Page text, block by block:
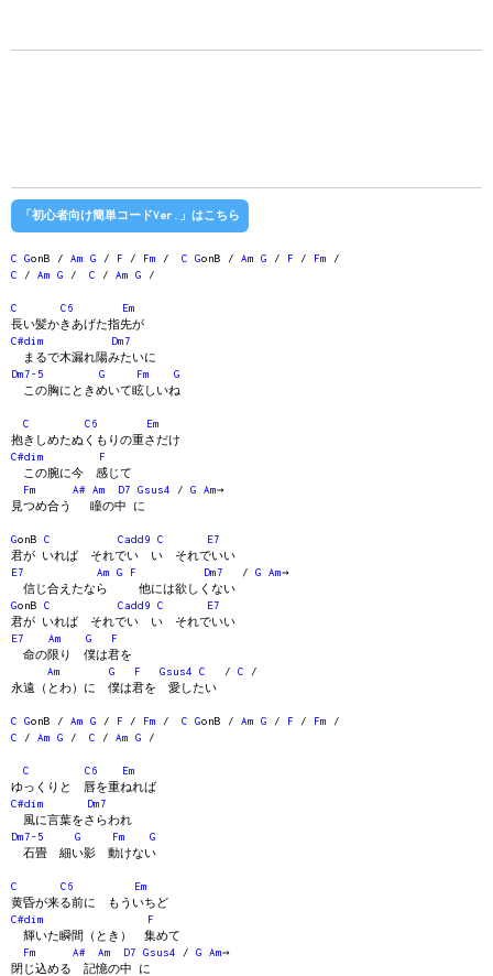
「初心者向け簡単コードVer.」はこちら
C GonB / Am G / F / Fm / C GonB / Am G / F / Fm /
C / Am G / C / Am G /
C C6
Em
長い髪かきあげた指先が
C#dim
Dm7
まるで木漏れ陽みたいに
Dm7-5
G Fm
G
この胸にときめいて眩しいね
C C6
Em
抱きしめたぬくもりの重さだけ
C#dim
F
この腕に今 感じて
Fm
A# Am D7 Gsus4 / G Am→
見つめ合う 瞳の中 に
GonB C Cadd9 C
E7
君が いれば それでい い それでいい
E7
Am G F Dm7 / G Am→
信じ合えたなら 他には欲しくない
GonB C Cadd9 C
E7
君が いれば それでい い それでいい
E7
Am G
F
命の限り 僕は君を
Am
G F Gsus4 C / C /
永遠（とわ）に 僕は君を 愛したい
C GonB / Am G / F / Fm / C GonB / Am G / F / Fm /
C / Am G / C / Am G /
C C6
Em
ゆっくりと 唇を重ねれば
C#dim
Dm7
風に言葉をさらわれ
Dm7-5
G Fm
G
石畳 細い影 動けない
C C6
Em
黄昏が来る前に もういちど
C#dim
F
輝いた瞬間（とき） 集めて
Fm
A# Am D7 Gsus4 / G Am→
閉じ込める 記憶の中 に